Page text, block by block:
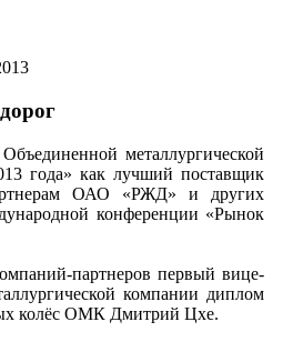
металлургической
года» как лучший поставщик
ОАО «РЖД» и других
конференции «Рынок
партнеров первый вице-
компании диплом
колёс ОМК Дмитрий Цхе.